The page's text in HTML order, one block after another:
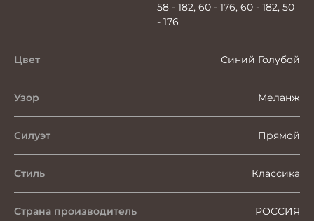
58 - 182, 60 - 176, 60 - 182, 50
- 176
Цвет Синий Голубой
Узор Меланж
Силуэт Прямой
Стиль Классика
Страна производитель РОССИЯ